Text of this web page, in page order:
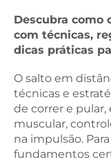
Descubra como
com técnicas,
dicas práticas
O salto em
técnicas e
de correr e
muscular,
na impulsão.
fundamentos